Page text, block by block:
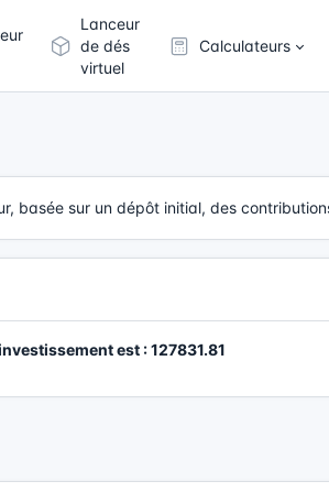
Lanceur
de dés
virtuel
Calculateurs
basée sur un dépôt initial, des
est : 127831.81